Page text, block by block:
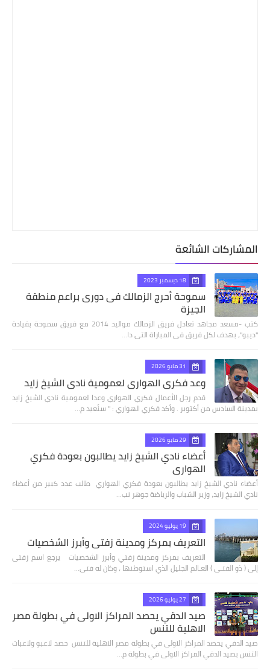
المشاركات الشائعة
18 ديسمبر 2023
سموحة أحرج الزمالك فى دورى براعم منطقة
الجيزة
كتب -مسعد مجاهد تعادل فريق الزمالك مواليد 2014 مع فريق سموحة بقيادة
"ديبو"، بهدف لكل فريق فى المباراة التى دا…
31 مايو 2026
وعد فكري الهواري لعمومية نادي الشيخ زايد
قدم رجل الأعمال فكري الهواري وعدا لعمومية نادي الشيخ زايد
بمدينة السادس من أكتوبر . وأكد فكري الهواري : " سنُعيد م…
29 مايو 2026
أعضاء نادي الشيخ زايد يطالبون بعودة فكري
الهواري
أعضاء نادي الشيخ زايد يطالبون بعودة فكري الهواري طالب عدد كبير من أعضاء
نادي الشيخ زايد، وزير الشباب والرياضة جوهر نب…
19 يوليو 2024
التعريف بمركز ومدينة زفتي وأبرز الشخصيات
التعريف بمركز ومدينة زفتي وأبرز الشخصيات يرجع اسم زفتى
إلى ( ذو الفتـى ) العـالم الجليل الذي استوطنها ، وكان له فتى…
27 يوليو 2026
صيد الدقي يحصد المراكز الاولى في بطولة مصر
الاهلية للتنس
صيد الدقي يحصد المراكز الاولى في بطولة مصر الاهلية للتنس حصد لاعبو ولاعبات
التنس بصيد الدقي المراكز الاولى في بطولة م…